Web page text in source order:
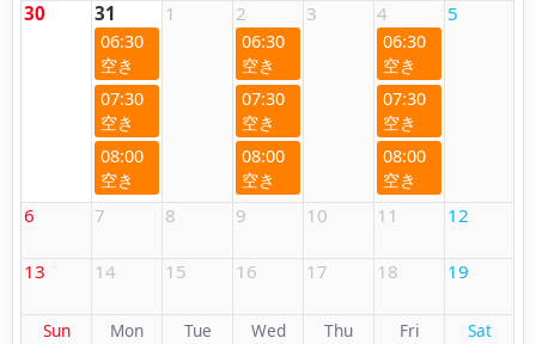
30 31
06:30
07:30
08:00
1 2
06:30
07:30
08:00
3 4
06:30
07:30
08:00
5
6 7 8 9 10 11 12
13 14 15 16 17 18 19
Sun Mon Tue Wed Thu Fri Sat